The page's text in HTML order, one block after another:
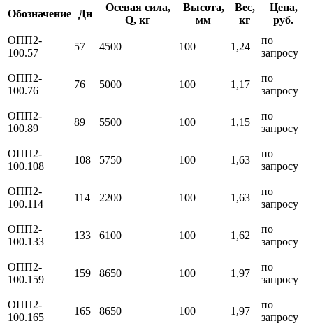
Обозначение Дн
Осевая сила,
Q, кг
Высота,
мм
Вес,
кг
Цена,
руб.
ОПП2-
100.57
57 4500 100 1,24
по
запросу
ОПП2-
100.76
76 5000 100 1,17
по
запросу
ОПП2-
100.89
89 5500 100 1,15
по
запросу
ОПП2-
100.108
108 5750 100 1,63
по
запросу
ОПП2-
100.114
114 2200 100 1,63
по
запросу
ОПП2-
100.133
133 6100 100 1,62
по
запросу
ОПП2-
100.159
159 8650 100 1,97
по
запросу
ОПП2-
100.165
165 8650 100 1,97
по
запросу